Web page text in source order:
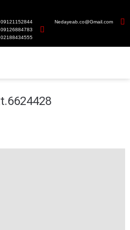
Nedayeab.co@Gmail.com
09121152844
09126884783
02188434555
6624428.txt